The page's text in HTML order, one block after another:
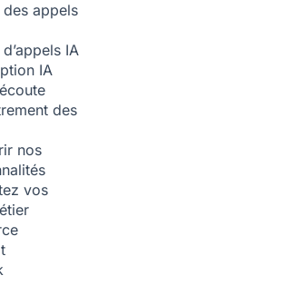
appels
IA
IA
des
nos
vos